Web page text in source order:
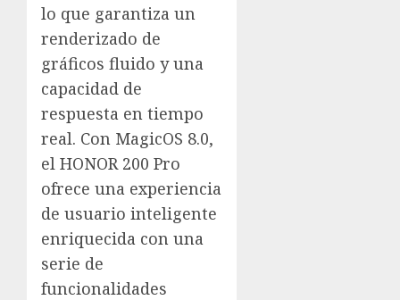
lo que garantiza un
renderizado de
gráficos fluido y una
capacidad de
respuesta en tiempo
real. Con MagicOS 8.0,
el HONOR 200 Pro
ofrece una experiencia
de usuario inteligente
enriquecida con una
serie de
funcionalidades